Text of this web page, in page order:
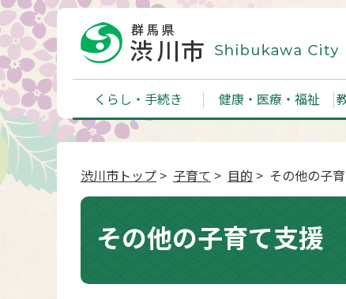
くらし・手続き 健康・医療・福祉
渋川市トップ > 子育て > 目的 > その他の子
その他の子育て支援